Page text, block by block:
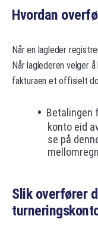
Hvordan
Når en lagleder
Når laglederen velger
fakturaen et offisielt
Betalingen
konto eid
se på
Slik overfører